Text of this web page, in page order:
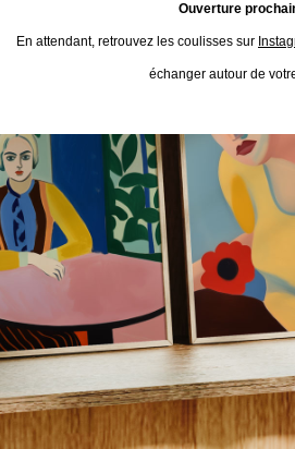
Ouverture
En attendant, retrouvez les coulisses sur
échanger autour de